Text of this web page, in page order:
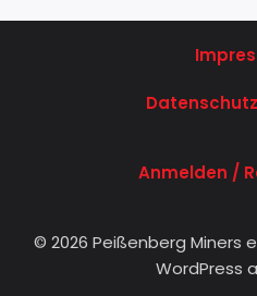
Anmelden /
© 2026 Peißenberg Miners
WordPress